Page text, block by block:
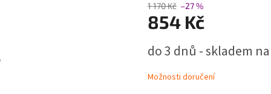
1 170 Kč –27 %
854 Kč
cena:
do 3 dnů - skladem
Možnosti doručení